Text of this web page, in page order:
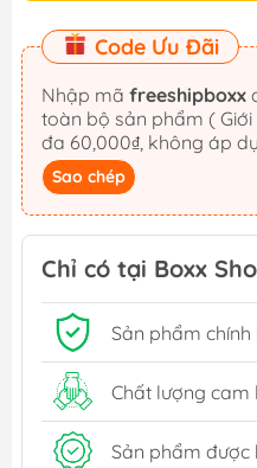
Code Ưu Đãi
Nhập mã freeshipboxx
toàn bộ sản phẩm (
đa 60,000₫, không áp
Sao chép
Chỉ có tại Boxx
Sản phẩm chính
Chất lượng cam
Sản phẩm được